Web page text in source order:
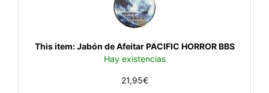
ó
n
d
e
A
e
This item: Jabón de Afeitar PACIFIC HORROR BBS
Hay existencias
21,95€